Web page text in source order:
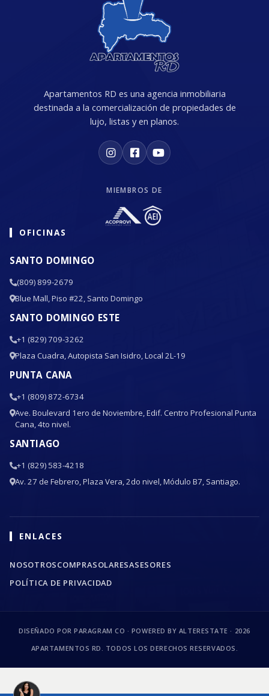
Apartamentos RD es una agencia inmobiliaria
destinada a la comercialización de propiedades de
lujo, listas y en planos.
MIEMBROS DE
OFICINAS
SANTO DOMINGO
(809) 899-2679
Blue Mall, Piso #22, Santo Domingo
SANTO DOMINGO ESTE
+1 (829) 709-3262
Plaza Cuadra, Autopista San Isidro, Local 2L-19
PUNTA CANA
+1 (809) 872-6734
Ave. Boulevard 1ero de Noviembre, Edif. Centro Profesional Punta
Cana, 4to nivel.
SANTIAGO
+1 (829) 583-4218
Av. 27 de Febrero, Plaza Vera, 2do nivel, Módulo B7, Santiago.
ENLACES
NOSOTROSCOMPRASOLARESASESORES
POLÍTICA DE PRIVACIDAD
DISEÑADO POR PARAGRAM CO · POWERED BY ALTERESTATE · 2026
APARTAMENTOS RD. TODOS LOS DERECHOS RESERVADOS.